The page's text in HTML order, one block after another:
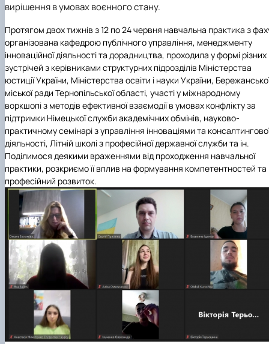
Іноземні мови
Їдальні та буфети
Центр вивчення мов
Психологічна підтримка
Рада молодих вчених
Стартап школа НУБіП України
Методичні рекомендації, пам'ятки
Патентно-ліцензійна діяльність
ЦКНО «Агропромисловий комплекс, лісове і
медицина»
Обладнання НУБіП України
Біоетична комісія
Досліднику та автору
Звіт про проведення НТЗ
Наукові журнали НУБіП України
Наукові журнали НУБіП України (English)
Пам'ятка про проведення науково-
заходів
Порядок планування та організації
проведення НТЗ
Результати науково-технічних заходів
Монографії
Наука для бізнесу
Каталог наукових послуг
«SEB-2024»
«SEB-2025»
Наглядова рада
Благодійний фонд «Голосіївська ініціатива
2020»
Історія університету
Звіт ректора
Пам'яті захисників України
Почесні доктори і професори НУБіП України
Пресслужба
Університетський кур'єр
Вибори ректора
Програма розвитку університету
ініціатива – 2025»
Доступ до публічної інформації
Офіційна символіка
Антикорупційні заходи
Уповноважена особа з питань запобігання
виявлення корупції
Положення про антикорупційного
уповноваженого НУБіП України
Національні нормативно-правові акти
Нормативно-правові акти НУБіП України
Інформаційні ресурси НАЗК
Методичні роз’яснення НАЗК
Антикорупційні заходи
Гендерна радниця
Контактна інформація
вирішення в умовах воєнного стану.
Протягом двох тижнів з 12 по 24 червня навчальна практика з
організована кафедрою публічного управління, менеджменту
інноваційної діяльності та дорадництва, проходила у формі різних
зустрічей з керівниками структурних підрозділів Міністерства
юстиції України, Міністерства освіти і науки України,
міської ради Тернопільської області, участі у міжнародному
воркшопі з методів ефективної взаємодії в умовах конфлікту за
підтримки Німецької служби академічних обмінів, науково-
практичному семінарі з управління інноваціями та
діяльності, Літній школі з професійної державної служби та ін.
Поділимося деякими враженнями від проходження навчальної
практики, розкриємо її вплив на формування компетентностей та
професійний розвиток.